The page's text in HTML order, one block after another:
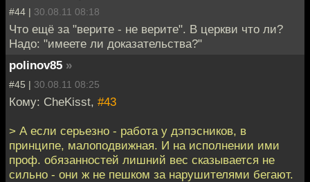
#44 | 30.08.11 08:18
Что ещё за "верите - не верите". В церкви что ли?
Надо: "имеете ли доказательства?"
polinov85 »
#45 | 30.08.11 08:25
Кому: CheKisst, #43
> А если серьезно - работа у дэпэсников, в
принципе, малоподвижная. И на исполнении ими
проф. обязанностей лишний вес сказывается не
сильно - они ж не пешком за нарушителями бегают.